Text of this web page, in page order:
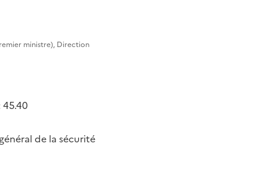
ministre), Direction
de la sécurité